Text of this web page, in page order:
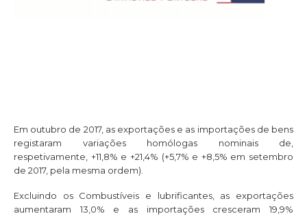
Em outubro de 2017, as exportações e as importações de bens
registaram variações homólogas nominais de,
respetivamente, +11,8% e +21,4% (+5,7% e +8,5% em setembro
de 2017, pela mesma ordem).
Excluindo os Combustíveis e lubrificantes, as exportações
aumentaram 13,0% e as importações cresceram 19,9%